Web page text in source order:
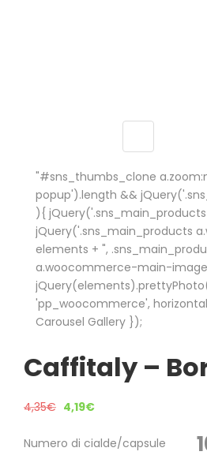
"#sns_thumbs_clone
popup').length &&
){
jQuery('.sns_main_products
elements + ",
a.woocommerce-main-
'pp_woocommerce',
Carousel Gallery });
Caffitaly –
4,35€ 4,19€
Numero di cialde/capsule